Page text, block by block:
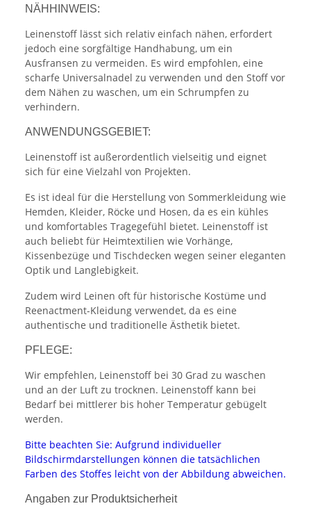
NÄHHINWEIS:
Leinenstoff lässt sich relativ einfach nähen, erfordert
jedoch eine sorgfältige Handhabung, um ein
Ausfransen zu vermeiden. Es wird empfohlen, eine
scharfe Universalnadel zu verwenden und den Stoff vor
dem Nähen zu waschen, um ein Schrumpfen zu
verhindern.
ANWENDUNGSGEBIET:
Leinenstoff ist außerordentlich vielseitig und eignet
sich für eine Vielzahl von Projekten.
Es ist ideal für die Herstellung von Sommerkleidung wie
Hemden, Kleider, Röcke und Hosen, da es ein kühles
und komfortables Tragegefühl bietet. Leinenstoff ist
auch beliebt für Heimtextilien wie Vorhänge,
Kissenbezüge und Tischdecken wegen seiner eleganten
Optik und Langlebigkeit.
Zudem wird Leinen oft für historische Kostüme und
Reenactment-Kleidung verwendet, da es eine
authentische und traditionelle Ästhetik bietet.
PFLEGE:
Wir empfehlen, Leinenstoff bei 30 Grad zu waschen
und an der Luft zu trocknen. Leinenstoff kann bei
Bedarf bei mittlerer bis hoher Temperatur gebügelt
werden.
Bitte beachten Sie: Aufgrund individueller
Bildschirmdarstellungen können die tatsächlichen
Farben des Stoffes leicht von der Abbildung abweichen.
Angaben zur Produktsicherheit